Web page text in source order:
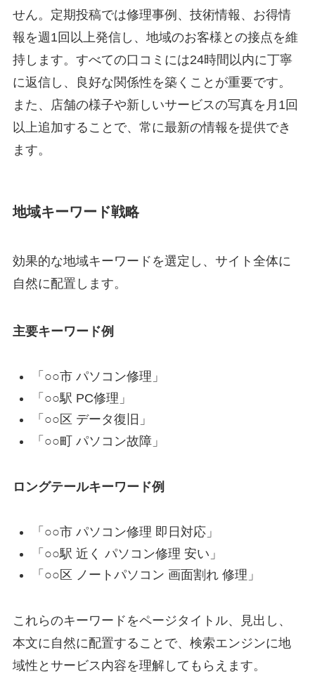
せん。定期投稿では修理事例、技術情報、お得情
報を週1回以上発信し、地域のお客様との接点を維
持します。すべての口コミには24時間以内に丁寧
に返信し、良好な関係性を築くことが重要です。
また、店舗の様子や新しいサービスの写真を月1回
以上追加することで、常に最新の情報を提供でき
ます。
地域キーワード戦略
効果的な地域キーワードを選定し、サイト全体に
自然に配置します。
主要キーワード例
「○○市 パソコン修理」
「○○駅 PC修理」
「○○区 データ復旧」
「○○町 パソコン故障」
ロングテールキーワード例
「○○市 パソコン修理 即日対応」
「○○駅 近く パソコン修理 安い」
「○○区 ノートパソコン 画面割れ 修理」
これらのキーワードをページタイトル、見出し、
本文に自然に配置することで、検索エンジンに地
域性とサービス内容を理解してもらえます。